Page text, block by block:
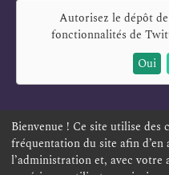
Autorisez le dépôt
fonctionnalités de
Oui
ESPACE PERSONNEL
TÉLÉSERVICES
Bienvenue ! Ce site utilise des
fréquentation du site afin
l’administration et, avec